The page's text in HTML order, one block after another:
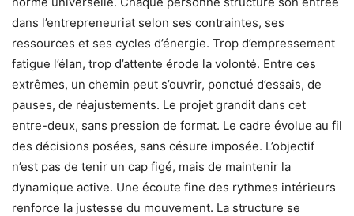
dans l’entrepreneuriat selon ses contraintes, ses
ressources et ses cycles d’énergie. Trop d’empressement
fatigue l’élan, trop d’attente érode la volonté. Entre ces
extrêmes, un chemin peut s’ouvrir, ponctué d’essais, de
pauses, de réajustements. Le projet grandit dans cet
entre-deux, sans pression de format. Le cadre évolue au fil
des décisions posées, sans césure imposée. L’objectif
n’est pas de tenir un cap figé, mais de maintenir la
dynamique active. Une écoute fine des rythmes intérieurs
renforce la justesse du mouvement. La structure se